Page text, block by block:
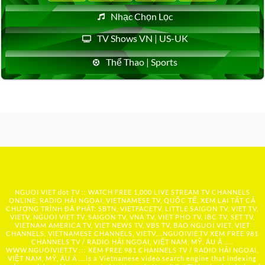
Nhạc Chọn Lọc
TV Shows VN | US-UK
Thể Thao | Sports
NGUOI VIET dot TV :: WATCH FREE 1,000 LIVE STREAM TV CHANNELS
ONLINE, RADIO HẢI NGOẠI, VIETNAMESE TV, QUỐC TẾ, XEM LẠI TẤT CẢ
CHƯƠNG TRÌNH ĐÃ PHÁT: SBTN, VIETFACETV, LITTLE SAIGON TV, VIET TV,
VIETV, NGUOI VIET TV, SAIGON TV, VNA TV, VIET PHO TV, IBC TV, SET TV,
VIETNAM AMERICA TV, VIET NEWS TV, VBS TV, BAO NGUOI VIET, VIET
CHANNELS, VIETNAMESE CHANNELS, VIETV,... NGUOIVIE.TV XEM FREE 981
CHANNELS TV / RADIO HẢI NGOẠI, VIỆT NAM, MỸ, ÂU Á …..
WWW.NGUOIVIET.TV ::: XEM FREE 981 CHANNELS TV / RADIO HẢI NGOẠI,
VIỆT NAM, MỸ, ÂU Á ….is a Vietnamese video search engine that indexing